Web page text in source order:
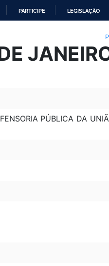
PARTICIPE LEGISLAÇÃO
PÚBLICA DA